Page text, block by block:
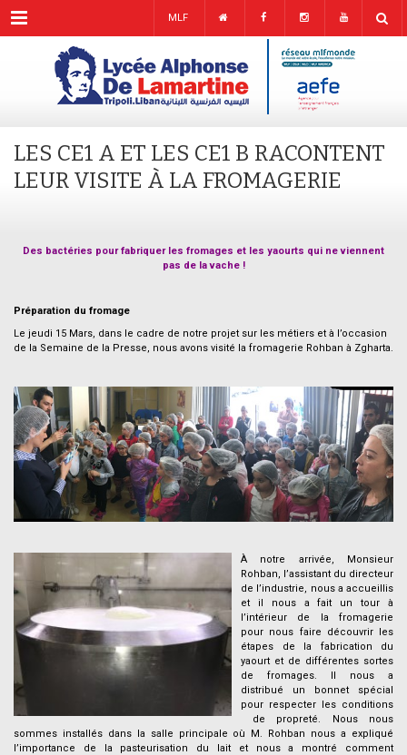
Menu MLF
LES CE1 A ET LES CE1 B RACONTENT
LEUR VISITE À LA FROMAGERIE
Des bactéries pour fabriquer les fromages et les yaourts qui ne viennent
pas de la vache !
Préparation du fromage
Le jeudi 15 Mars, dans le cadre de notre projet sur les métiers et à l’occasion
de la Semaine de la Presse, nous avons visité la fromagerie Rohban à Zgharta.
À notre arrivée, Monsieur
Rohban, l’assistant du directeur
de l’industrie, nous a accueillis
et il nous a fait un tour à
l’intérieur de la fromagerie
pour nous faire découvrir les
étapes de la fabrication du
yaourt et de différentes sortes
de fromages. Il nous a
distribué un bonnet spécial
pour respecter les conditions
de propreté. Nous nous
sommes installés dans la salle principale où M. Rohban nous a expliqué
l’importance de la pasteurisation du lait et nous a montré comment